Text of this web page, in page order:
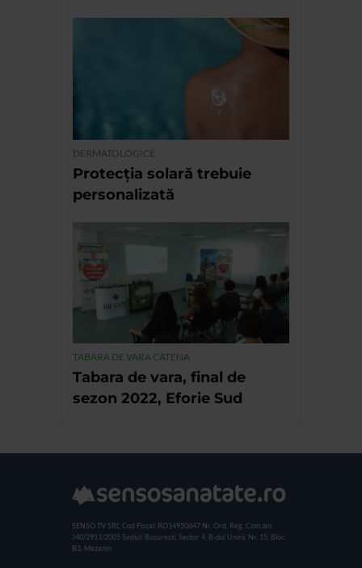
DERMATOLOGICE
Protecția solară trebuie
personalizată
TABARA DE VARA CATENA
Tabara de vara, final de
sezon 2022, Eforie Sud
SENSO TV SRL Cod Fiscal: RO14950647 Nr. Ord. Reg. Com./an:
J40/2911/2005 Sediul: Bucuresti, Sector 4, B-dul Unirii, Nr. 15, Bloc
B3, Mezanin